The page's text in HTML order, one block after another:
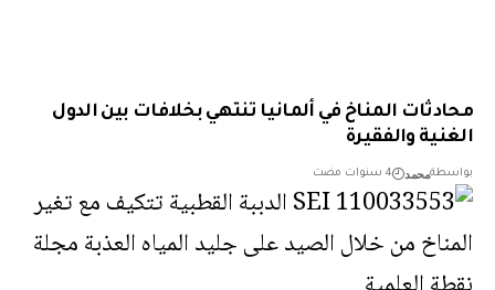
المناخ في ألمانيا تنتهي بخلافات بين الدول
والفقيرة
محمد 4 سنوات مضت